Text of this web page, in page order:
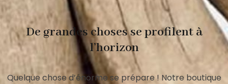
De grandes choses se profilent à
l’horizon
Quelque chose d’énorme se prépare ! Notre boutique